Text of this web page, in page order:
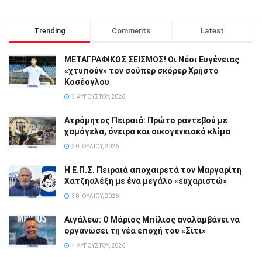
Trending Comments Latest
ΜΕΤΑΓΡΑΦΙΚΟΣ ΣΕΙΣΜΟΣ! Οι Νέοι Ευγένειας
«χτυπούν» τον σούπερ σκόρερ Χρήστο
Κοσέογλου
3 ΑΥΓΟΎΣΤΟΥ, 2026
Ατρόμητος Πειραιά: Πρώτο ραντεβού με
χαμόγελα, όνειρα και οικογενειακό κλίμα
30 ΙΟΥΛΊΟΥ, 2026
Η Ε.Π.Σ. Πειραιά αποχαιρετά τον Μαργαρίτη
Χατζηαλέξη με ένα μεγάλο «ευχαριστώ»
30 ΙΟΥΛΊΟΥ, 2026
Αιγάλεω: Ο Μάριος Μπίλιος αναλαμβάνει να
οργανώσει τη νέα εποχή του «Σίτι»
4 ΑΥΓΟΎΣΤΟΥ, 2026